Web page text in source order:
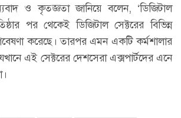
ও কৃতজ্ঞতা জানিয়ে বলেন, ‘ডিজিটাল
পর থেকেই ডিজিটাল সেক্টরের বিভিন্ন
করেছে। তারপর এমন একটি কর্মশালার
এই সেক্টরের দেশসেরা এক্সপার্টদের এনে